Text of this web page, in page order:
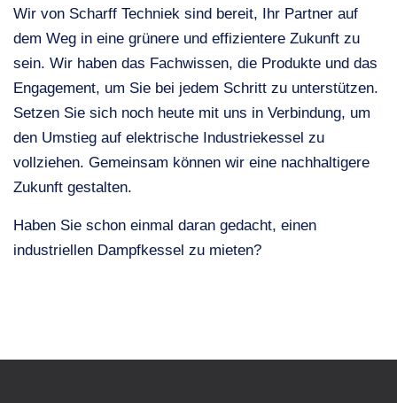
Wir von Scharff Techniek sind bereit, Ihr Partner auf
dem Weg in eine grünere und effizientere Zukunft zu
sein. Wir haben das Fachwissen, die Produkte und das
Engagement, um Sie bei jedem Schritt zu unterstützen.
Setzen Sie sich noch heute mit uns in Verbindung, um
den Umstieg auf elektrische Industriekessel zu
vollziehen. Gemeinsam können wir eine nachhaltigere
Zukunft gestalten.
Haben Sie schon einmal daran gedacht, einen
industriellen Dampfkessel zu mieten?